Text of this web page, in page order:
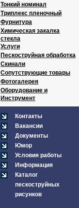
Тонкий номинал
Триплекс пленочный
Фурнитура
Химическая закалка
стекла
Услуги
Пескоструйная обработка
Скинали
Сопутствующие товары
Фотогалерея
Оборудование и
Инструмент
Контакты
Вакансии
Документы
Юмор
Условия работы
Информация
Каталог
пескоструйных
рисунков